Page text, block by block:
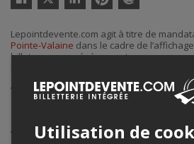
courriel
Lepointdevente.com agit à titre de
Pointe-Valaine dans le cadre de
billets pour ses événements.
contacter l’organisateur de l’événement,
Valaine, àadjointe@pointevalaine.ca.
Achat de billets
Utilisation de